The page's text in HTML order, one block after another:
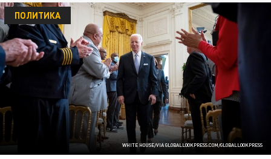
WHITE HOUSE/VIA GLOBALLOOKPRESS.COM/GLOBALLOOKPRESS
ПОЛИТИКА